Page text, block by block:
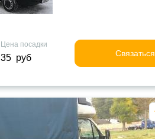
Цена посадки
35 руб Связаться